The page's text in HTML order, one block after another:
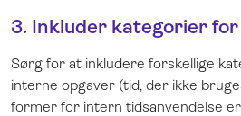
3. Inkluder kategorier
Sørg for at inkludere forskellige
interne opgaver (tid, der ikke
former for intern tidsanvendelse